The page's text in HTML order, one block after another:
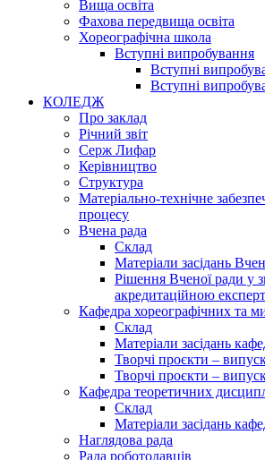
Вища освіта
Фахова передвища освіта
Хореографічна школа
Вступні випробування
Вступні
Вступні
КОЛЕДЖ
Про заклад
Річний звіт
Серж Лифар
Керівництво
Структура
Матеріально-технічне
процесу
Вчена рада
Cклад
Матеріали засідань
Рішення Вченої ради у
акредитаційною
Кафедра хореографічних та
Склад
Матеріали засідань
Творчі проєкти –
Творчі проєкти –
Кафедра теоретичних
Склад
Матеріали засідань
Наглядова рада
Рада роботодавців